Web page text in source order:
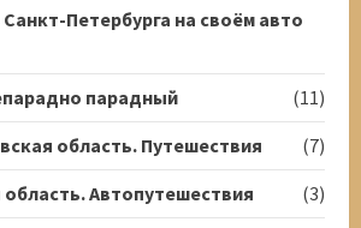
Петербурга на своём авто
парадный
(11)
область. Путешествия
(7)
Автопутешествия
(3)